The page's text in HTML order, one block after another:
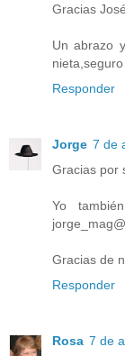
Gracias
Un abrazo
Responder
Jorge 7 de
Gracias por
Yo
Gracias de
Responder
Rosa 7 de